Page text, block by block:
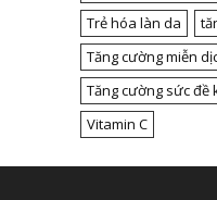
Trẻ hóa làn da
Tăng cường miễn
Tăng cường sức đề
Vitamin C